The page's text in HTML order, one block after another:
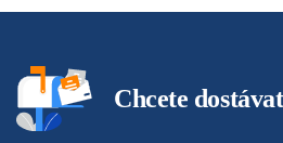
Chcete